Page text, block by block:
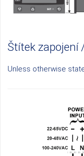
Štítek zapojení
Unless otherwise